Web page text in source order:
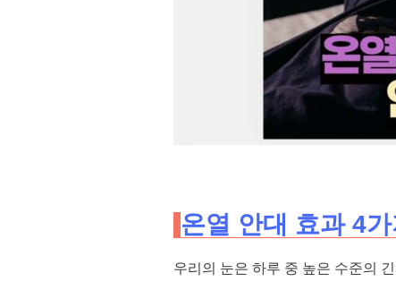
온열 안대 효과 4가
우리의 눈은 하루 중 높은 수준의